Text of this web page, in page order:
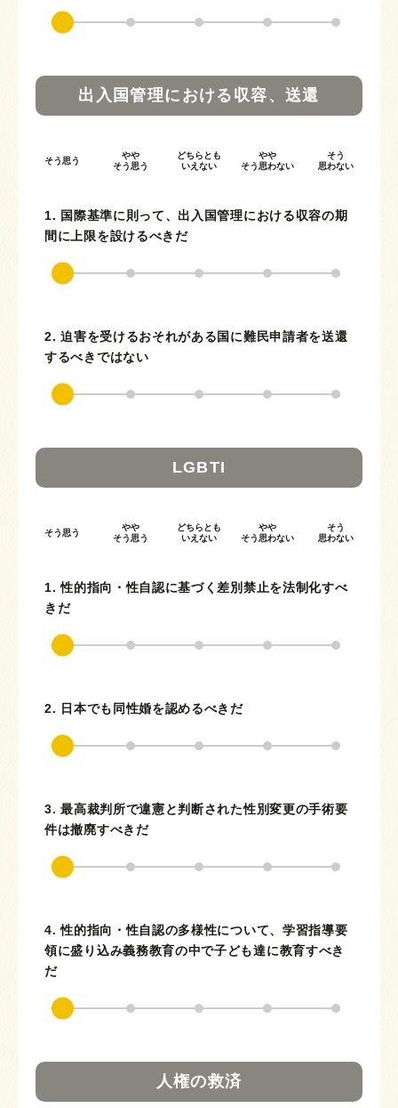
出入国管理における収容、送還
そう思う
やや
そう思う
どちらとも
いえない
やや
そう思わない
そう
思わない
1. 国際基準に則って、出入国管理における収容の期
間に上限を設けるべきだ
2. 迫害を受けるおそれがある国に難民申請者を送還
するべきではない
LGBTI
そう思う
やや
そう思う
どちらとも
いえない
やや
そう思わない
そう
思わない
1. 性的指向・性自認に基づく差別禁止を法制化すべ
きだ
2. 日本でも同性婚を認めるべきだ
3. 最高裁判所で違憲と判断された性別変更の手術要
件は撤廃すべきだ
4. 性的指向・性自認の多様性について、学習指導要
領に盛り込み義務教育の中で子ども達に教育すべき
だ
人権の救済